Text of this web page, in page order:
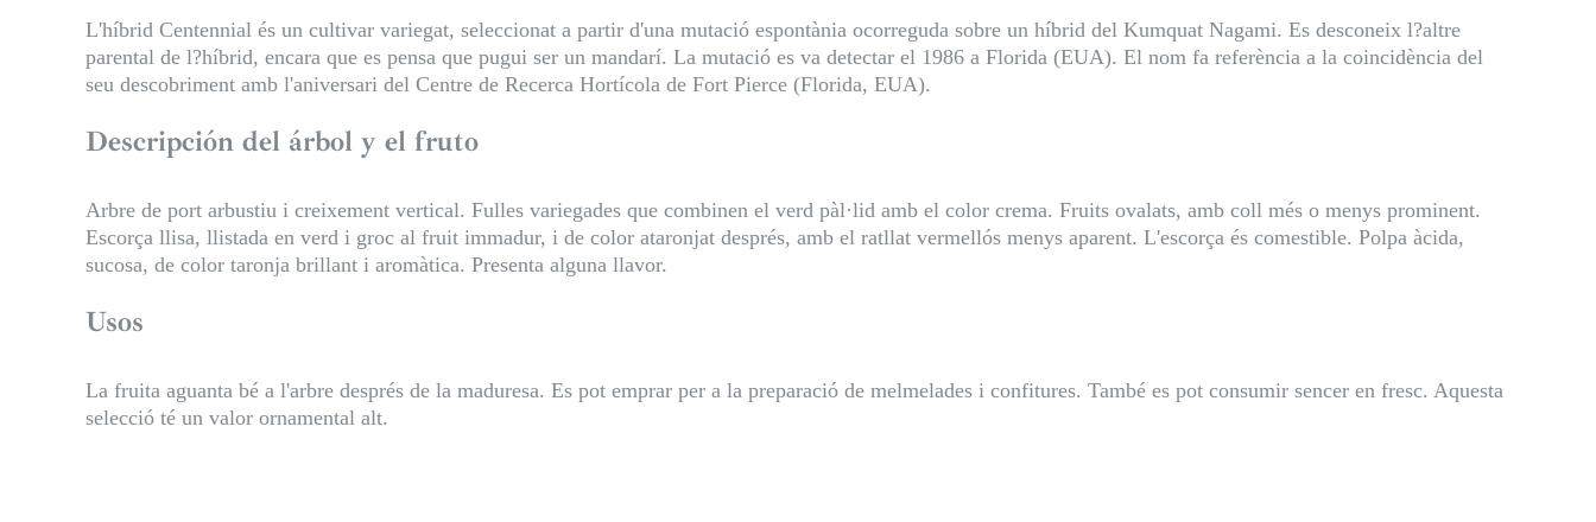
L'híbrid Centennial és un cultivar variegat, seleccionat a partir d'una mutació espontània ocorreguda sobre un híbrid del Kumquat Nagami. Es desconeix l?altre
parental de l?híbrid, encara que es pensa que pugui ser un mandarí. La mutació es va detectar el 1986 a Florida (EUA). El nom fa referència a la coincidència del
seu descobriment amb l'aniversari del Centre de Recerca Hortícola de Fort Pierce (Florida, EUA).
Descripción del árbol y el fruto
Arbre de port arbustiu i creixement vertical. Fulles variegades que combinen el verd pàl·lid amb el color crema. Fruits ovalats, amb coll més o menys prominent.
Escorça llisa, llistada en verd i groc al fruit immadur, i de color ataronjat després, amb el ratllat vermellós menys aparent. L'escorça és comestible. Polpa àcida,
sucosa, de color taronja brillant i aromàtica. Presenta alguna llavor.
Usos
La fruita aguanta bé a l'arbre després de la maduresa. Es pot emprar per a la preparació de melmelades i confitures. També es pot consumir sencer en fresc. Aquesta
selecció té un valor ornamental alt.